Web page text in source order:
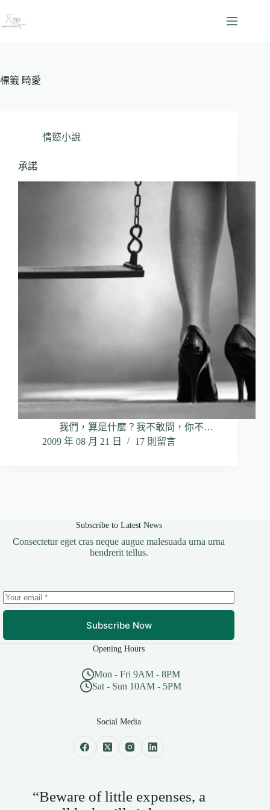
至
容
標籤 畸愛
情慾小說
承諾
我們，算是什麼？我不敢問，你不…
2009 年 08 月 21 日
17 則留言
Subscribe to Latest News
Consectetur eget cras neque augue malesuada urna urna
hendrerit tellus.
Subscribe Now
Opening Hours
Mon - Fri 9AM - 8PM
Sat - Sun 10AM - 5PM
Social Media
“Beware of little expenses, a